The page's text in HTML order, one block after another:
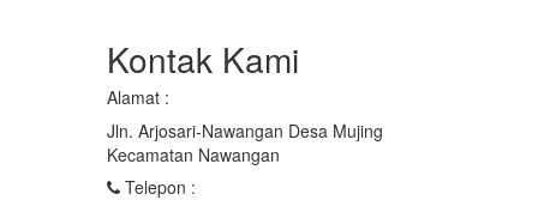
Kontak Kami
Alamat :
Jln. Arjosari-Nawangan Desa Mujing
Kecamatan Nawangan
Telepon :